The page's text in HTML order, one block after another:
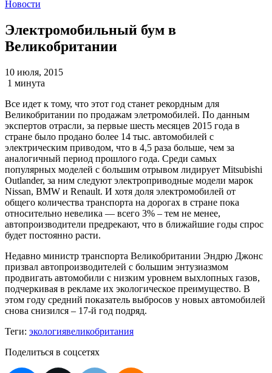
Новости
Электромобильный бум в
Великобритании
10 июля, 2015
1 минута
Все идет к тому, что этот год станет рекордным для
Великобритании по продажам элетромобилей. По данным
экспертов отрасли, за первые шесть месяцев 2015 года в
стране было продано более 14 тыс. автомобилей с
электрическим приводом, что в 4,5 раза больше, чем за
аналогичный период прошлого года. Среди самых
популярных моделей с большим отрывом лидирует Mitsubishi
Outlander, за ним следуют электроприводные модели марок
Nissan, BMW и Renault. И хотя доля электромобилей от
общего количества транспорта на дорогах в стране пока
относительно невелика — всего 3% – тем не менее,
автопроизводители предрекают, что в ближайшие годы спрос
будет постоянно расти.
Недавно министр транспорта Великобритании Эндрю Джонс
призвал автопроизводителей с большим энтузиазмом
продвигать автомобили с низким уровнем выхлопных газов,
подчеркивая в рекламе их экологическое преимущество. В
этом году средний показатель выбросов у новых автомобилей
снова снизился – 17-й год подряд.
Теги: экологиявеликобритания
Поделиться в соцсетях